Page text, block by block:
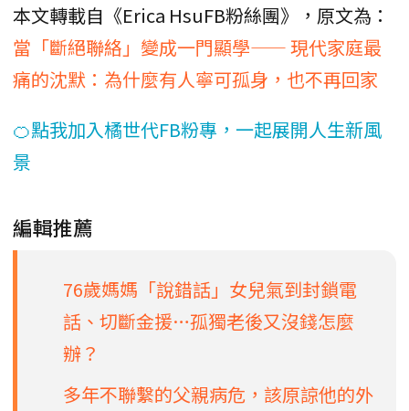
本文轉載自《Erica HsuFB粉絲團》，原文為：
當「斷絕聯絡」變成一門顯學—— 現代家庭最
痛的沈默：為什麼有人寧可孤身，也不再回家
🍊點我加入橘世代FB粉專，一起展開人生新風
景
編輯推薦
76歲媽媽「說錯話」女兒氣到封鎖電
話、切斷金援…孤獨老後又沒錢怎麼
辦？
多年不聯繫的父親病危，該原諒他的外